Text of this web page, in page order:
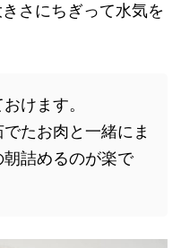
さにちぎって水気を
けます。
たお肉と一緒にま
詰めるのが楽で